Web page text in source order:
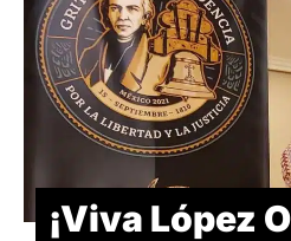
¡Viva López